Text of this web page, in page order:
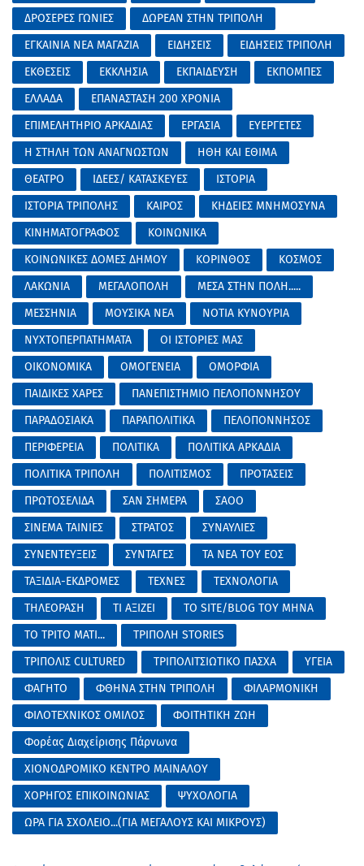
ΔΡΟΣΕΡΕΣ ΓΩΝΙΕΣ
ΔΩΡΕΑΝ ΣΤΗΝ ΤΡΙΠΟΛΗ
ΕΓΚΑΙΝΙΑ ΝΕΑ ΜΑΓΑΖΙΑ
ΕΙΔΗΣΕΙΣ
ΕΙΔΗΣΕΙΣ ΤΡΙΠΟΛΗ
ΕΚΘΕΣΕΙΣ
ΕΚΚΛΗΣΙΑ ΕΚΠΑΙΔΕΥΣΗ
ΕΚΠΟΜΠΕΣ
ΕΛΛΑΔΑ
ΕΠΑΝΑΣΤΑΣΗ 200 ΧΡΟΝΙΑ
ΕΠΙΜΕΛΗΤΗΡΙΟ ΑΡΚΑΔΙΑΣ
ΕΡΓΑΣΙΑ
ΕΥΕΡΓΕΤΕΣ
Η ΣΤΗΛΗ ΤΩΝ ΑΝΑΓΝΩΣΤΩΝ
ΗΘΗ ΚΑΙ ΕΘΙΜΑ
ΘΕΑΤΡΟ
ΙΔΕΕΣ/ ΚΑΤΑΣΚΕΥΕΣ
ΙΣΤΟΡΙΑ
ΙΣΤΟΡΙΑ ΤΡΙΠΟΛΗΣ
ΚΑΙΡΟΣ
ΚΗΔΕΙΕΣ ΜΝΗΜΟΣΥΝΑ
ΚΙΝΗΜΑΤΟΓΡΑΦΟΣ
ΚΟΙΝΩΝΙΚΑ
ΚΟΙΝΩΝΙΚΕΣ ΔΟΜΕΣ ΔΗΜΟΥ
ΚΟΡΙΝΘΟΣ
ΚΟΣΜΟΣ
ΛΑΚΩΝΙΑ
ΜΕΓΑΛΟΠΟΛΗ
ΜΕΣΑ ΣΤΗΝ ΠΟΛΗ.....
ΜΕΣΣΗΝΙΑ
ΜΟΥΣΙΚΑ ΝΕΑ
ΝΟΤΙΑ ΚΥΝΟΥΡΙΑ
ΝΥΧΤΟΠΕΡΠΑΤΗΜΑΤΑ
ΟΙ ΙΣΤΟΡΙΕΣ ΜΑΣ
ΟΙΚΟΝΟΜΙΚΑ
ΟΜΟΓΕΝΕΙΑ
ΟΜΟΡΦΙΑ
ΠΑΙΔΙΚΕΣ ΧΑΡΕΣ
ΠΑΝΕΠΙΣΤΗΜΙΟ ΠΕΛΟΠΟΝΝΗΣΟΥ
ΠΑΡΑΔΟΣΙΑΚΑ
ΠΑΡΑΠΟΛΙΤΙΚΑ
ΠΕΛΟΠΟΝΝΗΣΟΣ
ΠΕΡΙΦΕΡΕΙΑ
ΠΟΛΙΤΙΚΑ
ΠΟΛΙΤΙΚΑ ΑΡΚΑΔΙΑ
ΠΟΛΙΤΙΚΑ ΤΡΙΠΟΛΗ
ΠΟΛΙΤΙΣΜΟΣ
ΠΡΟΤΑΣΕΙΣ
ΠΡΩΤΟΣΕΛΙΔΑ
ΣΑΝ ΣΗΜΕΡΑ
ΣΑΟΟ
ΣΙΝΕΜΑ ΤΑΙΝΙΕΣ
ΣΤΡΑΤΟΣ
ΣΥΝΑΥΛΙΕΣ
ΣΥΝΕΝΤΕΥΞΕΙΣ
ΣΥΝΤΑΓΕΣ
ΤΑ ΝΕΑ ΤΟΥ ΕΟΣ
ΤΑΞΙΔΙΑ-ΕΚΔΡΟΜΕΣ
ΤΕΧΝΕΣ
ΤΕΧΝΟΛΟΓΙΑ
ΤΗΛΕΟΡΑΣΗ
ΤΙ ΑΞΙΖΕΙ
ΤΟ SITE/BLOG ΤΟΥ ΜΗΝΑ
ΤΟ ΤΡΙΤΟ ΜΑΤΙ...
ΤΡΙΠΟΛΗ STORIES
ΤΡΙΠΟΛΙΣ CULTURED
ΤΡΙΠΟΛΙΤΣΙΩΤΙΚΟ ΠΑΣΧΑ
ΥΓΕΙΑ
ΦΑΓΗΤΟ
ΦΘΗΝΑ ΣΤΗΝ ΤΡΙΠΟΛΗ
ΦΙΛΑΡΜΟΝΙΚΗ
ΦΙΛΟΤΕΧΝΙΚΟΣ ΟΜΙΛΟΣ
ΦΟΙΤΗΤΙΚΗ ΖΩΗ
Φορέας Διαχείρισης Πάρνωνα
ΧΙΟΝΟΔΡΟΜΙΚΟ ΚΕΝΤΡΟ ΜΑΙΝΑΛΟΥ
ΧΟΡΗΓΟΣ ΕΠΙΚΟΙΝΩΝΙΑΣ
ΨΥΧΟΛΟΓΙΑ
ΩΡΑ ΓΙΑ ΣΧΟΛΕΙΟ...(ΓΙΑ ΜΕΓΑΛΟΥΣ ΚΑΙ ΜΙΚΡΟΥΣ)